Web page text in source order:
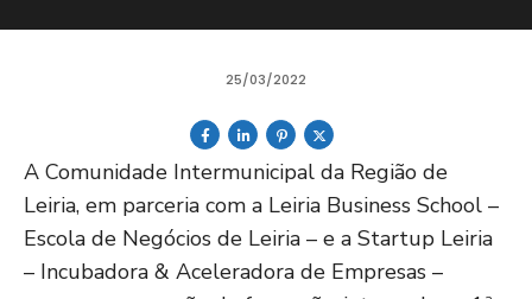
25/03/2022
A Comunidade Intermunicipal da Região de
Leiria, em parceria com a Leiria Business School –
Escola de Negócios de Leiria – e a Startup Leiria
– Incubadora & Aceleradora de Empresas –